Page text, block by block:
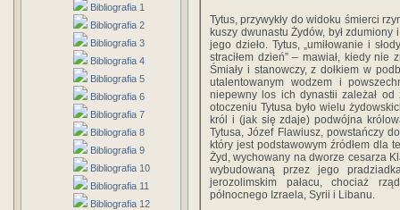
Bibliografia 1
Bibliografia 2
Bibliografia 3
Bibliografia 4
Bibliografia 5
Bibliografia 6
Bibliografia 7
Bibliografia 8
Bibliografia 9
Bibliografia 10
Bibliografia 11
Bibliografia 12
Tytus, przywykły do widoku śmierci
kuszy dwunastu Żydów, był
jego dzieło. Tytus, „umiłowanie i
straciłem dzień” – mawiał, kiedy nie
Śmiały i stanowczy, z dołkiem w
utalentowanym wodzem i
niepewny los ich dynastii zależał od
otoczeniu Tytusa było wielu
król i (jak się zdaje) podwójna
Tytusa, Józef Flawiusz, powstańczy
który jest podstawowym źródłem dla
Żyd, wychowany na dworze cesarza
wybudowaną przez jego
jerozolimskim pałacu, chociaż
północnego Izraela, Syrii i Libanu.